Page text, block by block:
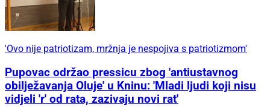
'Ovo nije patriotizam, mržnja je nespojiva s patriotizmom'
Pupovac održao pressicu zbog 'antiustavnog
obilježavanja Oluje' u Kninu: 'Mladi ljudi koji nisu
vidjeli 'r' od rata, zazivaju novi rat'